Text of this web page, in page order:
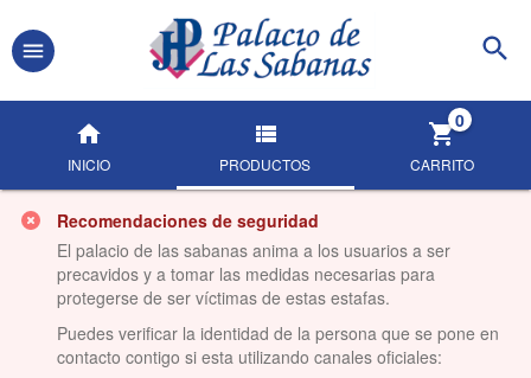
INICIO PRODUCTOS CARRITO
0
Recomendaciones de seguridad
El palacio de las sabanas anima a los usuarios a ser
precavidos y a tomar las medidas necesarias para
protegerse de ser víctimas de estas estafas.
Puedes verificar la identidad de la persona que se pone en
contacto contigo si esta utilizando canales oficiales: